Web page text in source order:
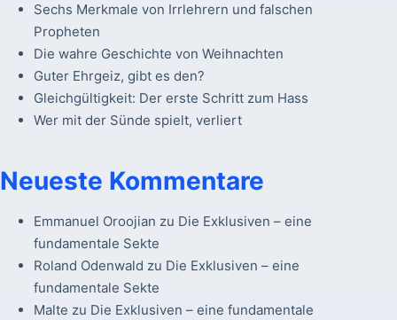
Sechs Merkmale von Irrlehrern und falschen
Propheten
Die wahre Geschichte von Weihnachten
Guter Ehrgeiz, gibt es den?
Gleichgültigkeit: Der erste Schritt zum Hass
Wer mit der Sünde spielt, verliert
Neueste Kommentare
Emmanuel Oroojian zu Die Exklusiven – eine
fundamentale Sekte
Roland Odenwald zu Die Exklusiven – eine
fundamentale Sekte
Malte zu Die Exklusiven – eine fundamentale